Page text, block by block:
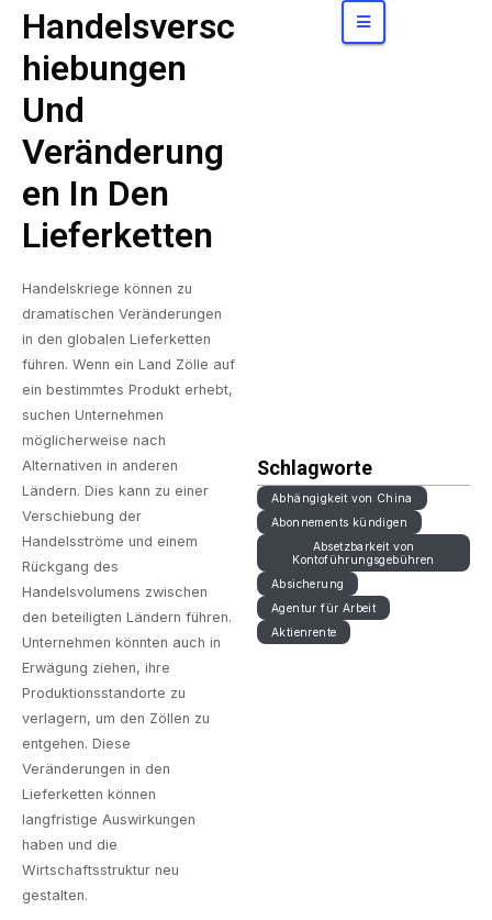
Handelsversc
Hiebungen
Und
Veränderung
En In Den
Lieferketten
Handelskriege können zu
dramatischen Veränderungen
in den globalen Lieferketten
führen. Wenn ein Land Zölle auf
ein bestimmtes Produkt erhebt,
suchen Unternehmen
möglicherweise nach
Alternativen in anderen
Ländern. Dies kann zu einer
Verschiebung der
Handelsströme und einem
Rückgang des
Handelsvolumens zwischen
den beteiligten Ländern führen.
Unternehmen könnten auch in
Erwägung ziehen, ihre
Produktionsstandorte zu
verlagern, um den Zöllen zu
entgehen. Diese
Veränderungen in den
Lieferketten können
langfristige Auswirkungen
haben und die
Wirtschaftsstruktur neu
gestalten.
Schlagworte
Abhängigkeit von China
Abonnements kündigen
Absetzbarkeit von
Kontoführungsgebühren
Absicherung
Agentur für Arbeit
Aktienrente